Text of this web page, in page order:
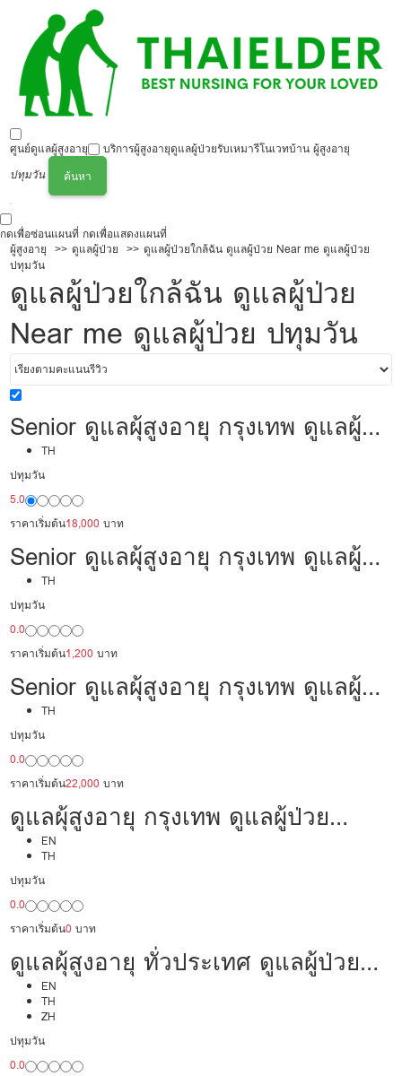
ศูนย์ดูแลผู้สูงอายุ บริการผู้สูงอายุดูแลผู้ป่วยรับเหมารีโนเวทบ้าน ผู้สูงอายุ
ปทุมวัน
ค้นหา
กดเพื่อซ่อนแผนที่ กดเพื่อแสดงแผนที่
ผู้สูงอายุ
ดูแลผู้ป่วย
ดูแลผู้ป่วยใกล้ฉัน ดูแลผู้ป่วย Near me ดูแลผู้ป่วย
ปทุมวัน
ดูแลผู้ป่วยใกล้ฉัน ดูแลผู้ป่วย
Near me ดูแลผู้ป่วย ปทุมวัน
Senior ดูแลผุ้สูงอายุ กรุงเทพ ดูแลผู้
ป่วย 18,000/เดือน มืออาชีพ พร้อม
ดูแล
TH
ปทุมวัน
5.0
ราคาเริ่มต้น18,000 บาท
Senior ดูแลผุ้สูงอายุ กรุงเทพ ดูแลผู้
ป่วย 30,000 /เดือน มีประสบการณ์
เป็นพยาบาล พร้อมดูแล
TH
ปทุมวัน
0.0
ราคาเริ่มต้น1,200 บาท
Senior ดูแลผุ้สูงอายุ กรุงเทพ ดูแลผู้
ป่วย 22,000/เดือน มืออาชีพ พร้อม
ดูแล
TH
ปทุมวัน
0.0
ราคาเริ่มต้น22,000 บาท
ดูแลผุ้สูงอายุ กรุงเทพ ดูแลผู้ป่วย
24,000/เดือน มืออาชีพ ได้ภาษา รับ
ต่างชาติ
EN
TH
ปทุมวัน
0.0
ราคาเริ่มต้น0 บาท
ดูแลผุ้สูงอายุ ทั่วประเทศ ดูแลผู้ป่วย
20,000/เดือน มืออาชีพ ได้ภาษา รับ
ต่างชาติ
EN
TH
ZH
ปทุมวัน
0.0